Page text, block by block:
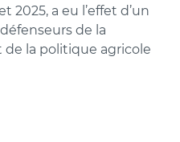
2025, a eu l’effet d’un
de la
la politique agricole